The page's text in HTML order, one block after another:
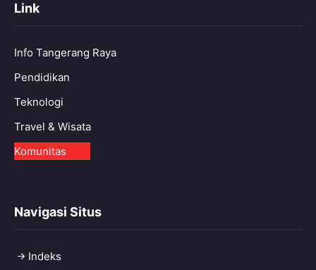
Link
Info Tangerang Raya
Pendidikan
Teknologi
Travel & Wisata
Komunitas
Navigasi Situs
Indeks